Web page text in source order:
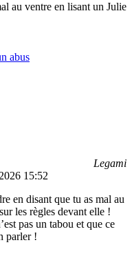
au ventre en lisant un Julie
abus
Legami
15:52
en disant que tu as mal au
les règles devant elle !
pas un tabou et que ce
parler !